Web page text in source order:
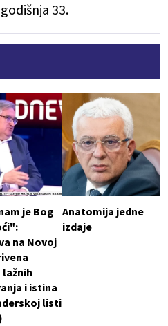
33.
je Bog
na Novoj
i istina
listi
Anatomija jedne
izdaje